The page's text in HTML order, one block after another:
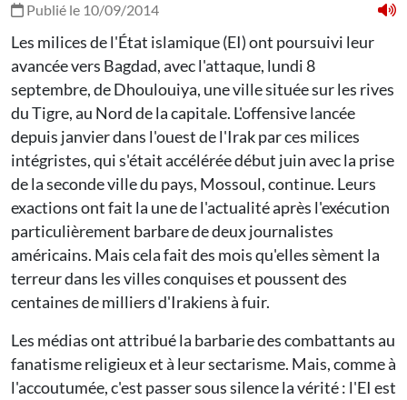
Publié le 10/09/2014
Les milices de l'État islamique (EI) ont poursuivi leur
avancée vers Bagdad, avec l'attaque, lundi 8
septembre, de Dhoulouiya, une ville située sur les rives
du Tigre, au Nord de la capitale. L'offensive lancée
depuis janvier dans l'ouest de l'Irak par ces milices
intégristes, qui s'était accélérée début juin avec la prise
de la seconde ville du pays, Mossoul, continue. Leurs
exactions ont fait la une de l'actualité après l'exécution
particulièrement barbare de deux journalistes
américains. Mais cela fait des mois qu'elles sèment la
terreur dans les villes conquises et poussent des
centaines de milliers d'Irakiens à fuir.
Les médias ont attribué la barbarie des combattants au
fanatisme religieux et à leur sectarisme. Mais, comme à
l'accoutumée, c'est passer sous silence la vérité : l'EI est